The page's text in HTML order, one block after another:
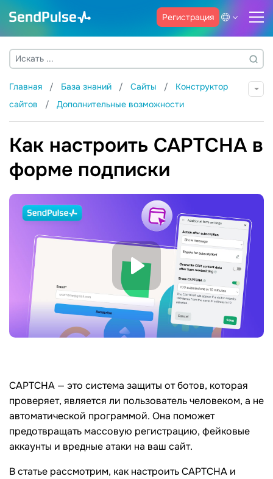
Регистрация
Главная База знаний Сайты
Конструктор
сайтов
Дополнительные возможности
Как настроить CAPTCHA в
форме подписки
CAPTCHA — это система защиты от ботов, которая
проверяет, является ли пользователь человеком, а не
автоматической программой. Она поможет
предотвращать массовую регистрацию, фейковые
аккаунты и вредные атаки на ваш сайт.
В статье рассмотрим, как настроить CAPTCHA и